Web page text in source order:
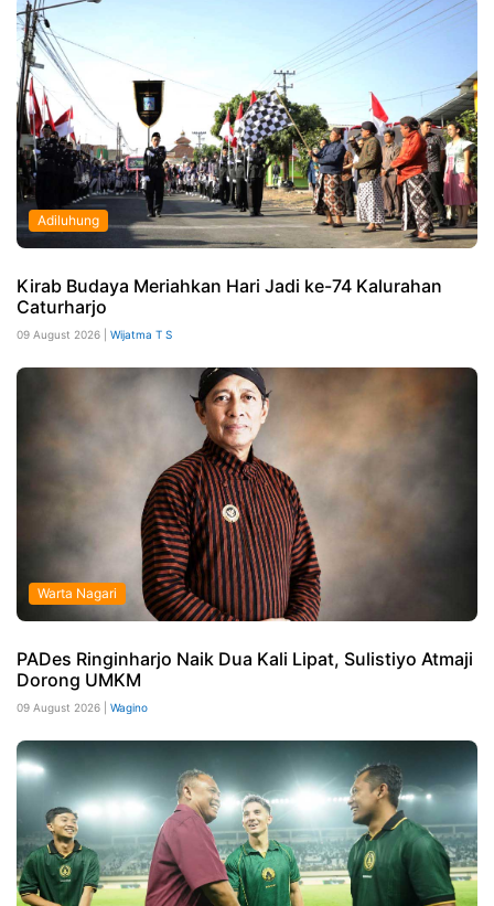
Adiluhung
Kirab Budaya Meriahkan Hari Jadi ke-74 Kalurahan
Caturharjo
09 August 2026 | Wijatma T S
Warta Nagari
PADes Ringinharjo Naik Dua Kali Lipat, Sulistiyo Atmaji
Dorong UMKM
09 August 2026 | Wagino